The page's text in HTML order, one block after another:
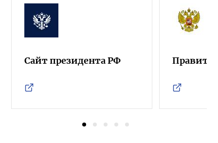
Сайт президента РФ